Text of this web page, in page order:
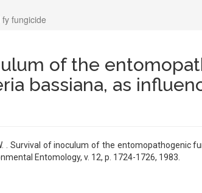
fungicide
of the
bassiana, as
. Survival of inoculum of the entomopathogenic
Entomology, v. 12, p. 1724-1726, 1983.